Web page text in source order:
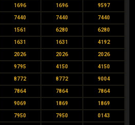
1696 1696 9597
7440 7440 7440
1561 6280 6280
1631 1631 4192
2026 2026 2026
9795 4150 4150
8772 8772 9004
7864 7864 7864
9069 1869 1869
7950 7950 0143